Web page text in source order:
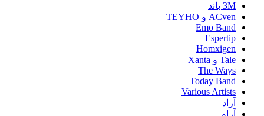
3M باند
ACven و TEYHO
Emo Band
Espertip
Homxigen
Tale و Xanta
The Ways
Today Band
Various Artists
آراد
آراو